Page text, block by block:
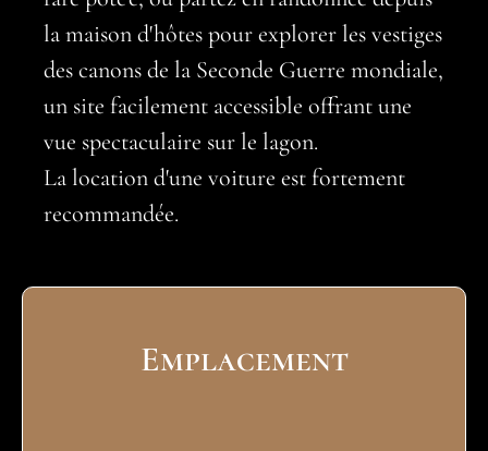
la maison d'hôtes pour explorer les vestiges
des canons de la Seconde Guerre mondiale,
un site facilement accessible offrant une
vue spectaculaire sur le lagon.
La location d'une voiture est fortement
recommandée.
Emplacement